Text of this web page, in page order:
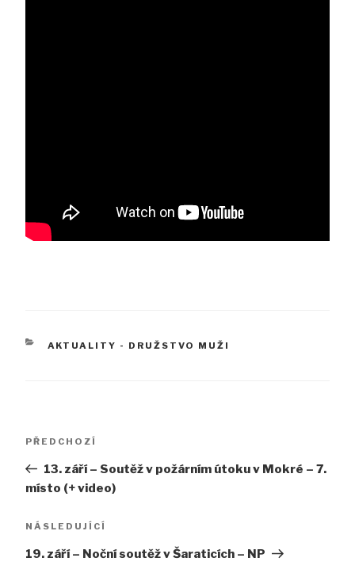
RUBRIKY
AKTUALITY - DRUŽSTVO MUŽI
příspěvek
Předchozí
PŘEDCHOZÍ
13. září – Soutěž v požárním útoku v Mokré – 7.
místo (+ video)
Následující
NÁSLEDUJÍCÍ
19. září – Noční soutěž v Šaraticích – NP